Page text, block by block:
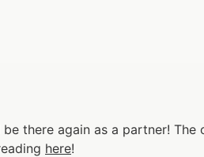
there again as a partner! The
here!